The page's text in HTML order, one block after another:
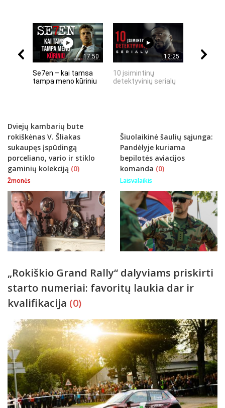
17:50
Se7en – kai tamsa
tampa meno kūriniu
12:25
10 įsimintinų
detektyvinių serialų
Dviejų kambarių bute
rokiškėnas V. Šliakas
sukaupęs įspūdingą
porceliano, vario ir stiklo
gaminių kolekciją (0)
Žmonės
Šiuolaikinė šaulių sąjunga:
Pandėlyje kuriama
bepilotės aviacijos
komanda (0)
Laisvalaikis
„Rokiškio Grand Rally“ dalyviams priskirti
starto numeriai: favoritų laukia dar ir
kvalifikacija (0)